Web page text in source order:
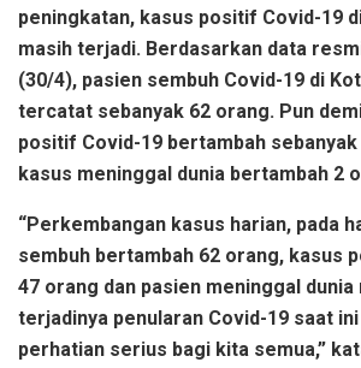
peningkatan, kasus positif Covid-19
masih terjadi. Berdasarkan data
(30/4), pasien sembuh Covid-19 di
tercatat sebanyak 62 orang. Pun
positif Covid-19 bertambah
kasus meninggal dunia bertambah 2
“Perkembangan kasus harian, pada
sembuh bertambah 62 orang, kasus
47 orang dan pasien meninggal dunia
terjadinya penularan Covid-19 saat
perhatian serius bagi kita semua,”